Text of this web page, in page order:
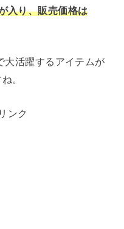
入り、販売価格は
大活躍するアイテムが
。
ンク